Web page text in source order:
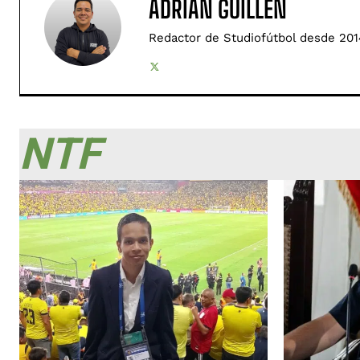
ADRIÁN GUILLÉN
Redactor de Studiofútbol desde
NTF